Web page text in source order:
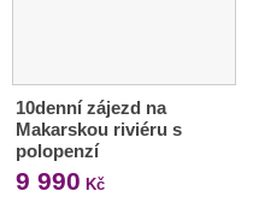
10denní zájezd na
Makarskou riviéru s
polopenzí
9 990 Kč